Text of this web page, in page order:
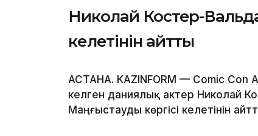
Николай Костер-
келетінін айтты
АСТАНА. KAZINFORM — Comic Con
келген даниялық актер Николай
Маңғыстауды көргісі келетінін